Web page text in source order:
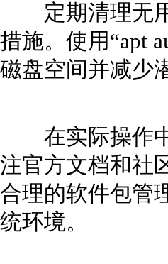
定期清理无用
措施。使用“apt
磁盘空间并减少
在实际操作中
注官方文档和社
合理的软件包管
统环境。